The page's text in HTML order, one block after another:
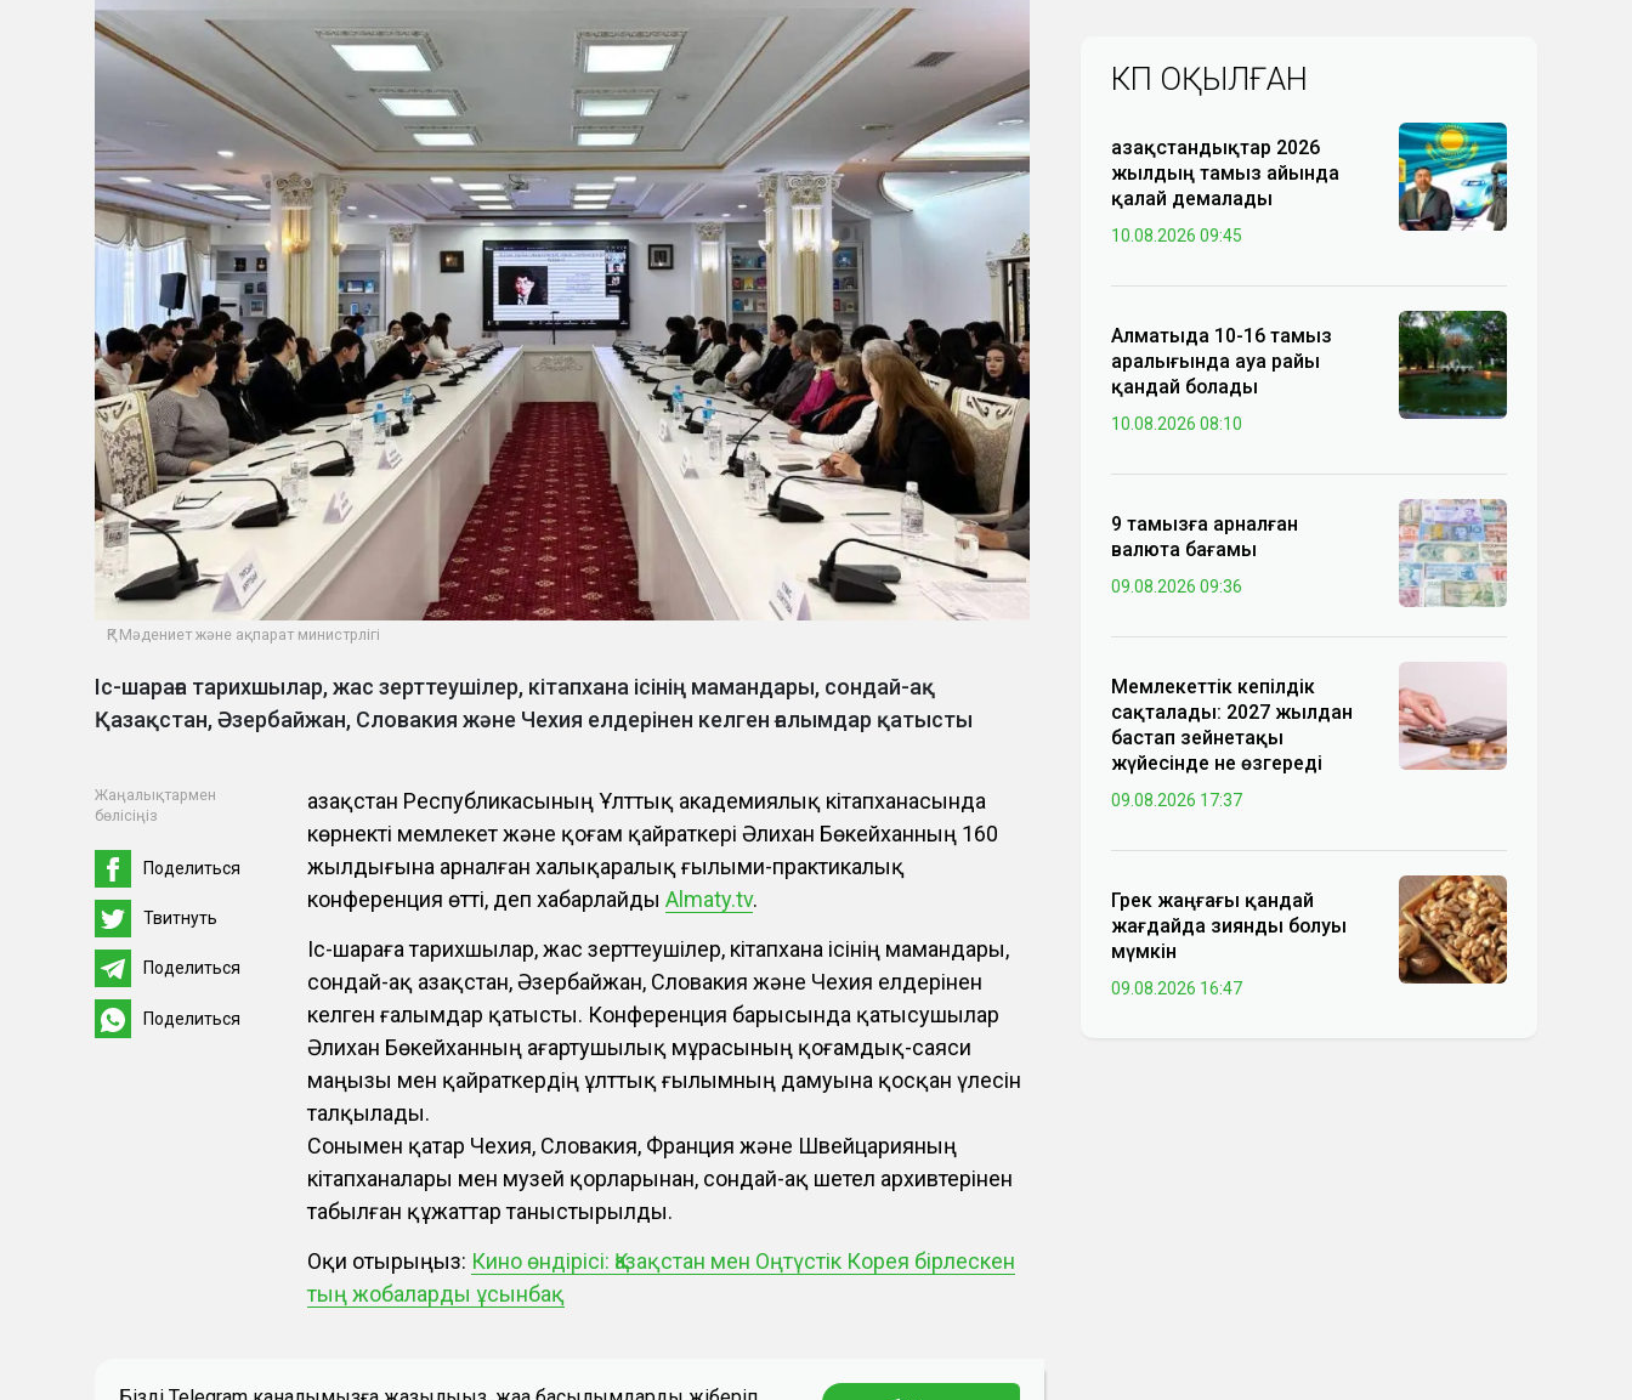
ҚР Мәдениет және ақпарат министрлігі
Іс-шараға тарихшылар, жас зерттеушілер, кітапхана ісінің мамандары, сондай-ақ
Қазақстан, Әзербайжан, Словакия және Чехия елдерінен келген ғалымдар қатысты
Жаңалықтармен
бөлісіңіз
Поделиться
Твитнуть
Поделиться
Поделиться
Қазақстан Республикасының Ұлттық академиялық кітапханасында
көрнекті мемлекет және қоғам қайраткері Әлихан Бөкейханның 160
жылдығына арналған халықаралық ғылыми-практикалық
конференция өтті, деп хабарлайдыAlmaty.tv.
Іс-шараға тарихшылар, жас зерттеушілер, кітапхана ісінің мамандары,
сондай-ақ Қазақстан, Әзербайжан, Словакия және Чехия елдерінен
келген ғалымдар қатысты. Конференция барысында қатысушылар
Әлихан Бөкейханның ағартушылық мұрасының қоғамдық-саяси
маңызы мен қайраткердің ұлттық ғылымның дамуына қосқан үлесін
талқылады.
Сонымен қатар Чехия, Словакия, Франция және Швейцарияның
кітапханалары мен музей қорларынан, сондай-ақ шетел архивтерінен
табылған құжаттар таныстырылды.
Оқи отырыңыз: Кино өндірісі: Қазақстан мен Оңтүстік Корея бірлескен
тың жобаларды ұсынбақ
КӨП ОҚЫЛҒАН
Қазақстандықтар 2026
жылдың тамыз айында
қалай демалады
10.08.2026 09:45
Алматыда 10-16 тамыз
аралығында ауа райы
қандай болады
10.08.2026 08:10
9 тамызға арналған
валюта бағамы
09.08.2026 09:36
Мемлекеттік кепілдік
сақталады: 2027 жылдан
бастап зейнетақы
жүйесінде не өзгереді
09.08.2026 17:37
Грек жаңғағы қандай
жағдайда зиянды болуы
мүмкін
09.08.2026 16:47